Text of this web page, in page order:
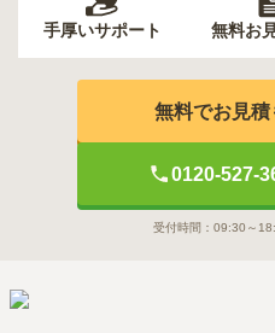
手厚いサポート 無料お
無料でお見
0120-527-
受付時間： 09:30～